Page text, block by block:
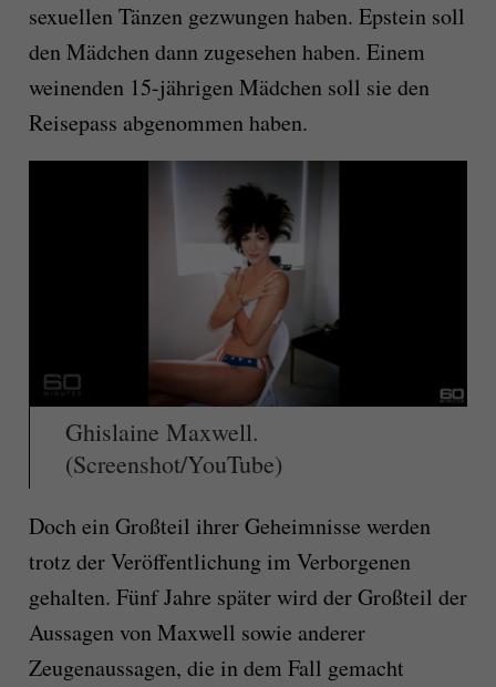
sexuellen Tänzen gezwungen haben. Epstein soll
den Mädchen dann zugesehen haben. Einem
weinenden 15-jährigen Mädchen soll sie den
Reisepass abgenommen haben.
Ghislaine Maxwell.
(Screenshot/YouTube)
Doch ein Großteil ihrer Geheimnisse werden
trotz der Veröffentlichung im Verborgenen
gehalten. Fünf Jahre später wird der Großteil der
Aussagen von Maxwell sowie anderer
Zeugenaussagen, die in dem Fall gemacht